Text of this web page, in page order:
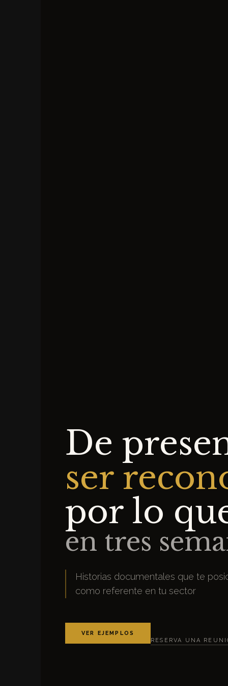
De
ser
por lo
en tres
Historias documentales que te
como referente en tu sector
VER EJEMPLOS
RESERVA UNA